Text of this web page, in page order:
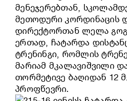
მენეჯერებთან,
მეთოდური კორდინაცის
დირექტორთან ლელა
ერთად, ჩატარდა
ტრენინგი, რომლის
მარიამ მკალავიშვილი
თორმეტივე ბაღიდან 12
პროფწევრი.